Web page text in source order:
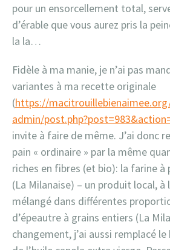
pour un ensorcellement total,
d’érable que vous aurez pris la
la la…
Fidèle à ma manie, je n’ai pas
variantes à ma recette originale
(https://
admin/
invite à faire de même. J’ai donc
pain « ordinaire » par la même
riches en fibres (et bio): la farine à
(La Milanaise) – un produit local, à
mélangé dans différentes
d’épeautre à grains entiers (La
changement, j’ai aussi remplacé